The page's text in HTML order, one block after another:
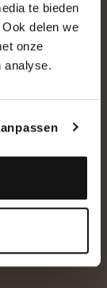
te bieden
delen we
onze
analyse.